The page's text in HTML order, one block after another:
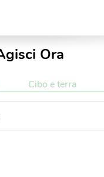
Ora
Cibo e terra